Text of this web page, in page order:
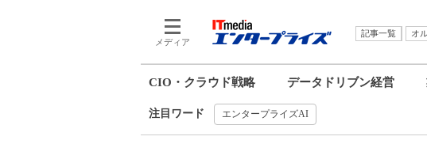
メディア
記事一覧 オ
CIO・クラウド戦略 データドリブン経営
注目ワード エンタープライズAI